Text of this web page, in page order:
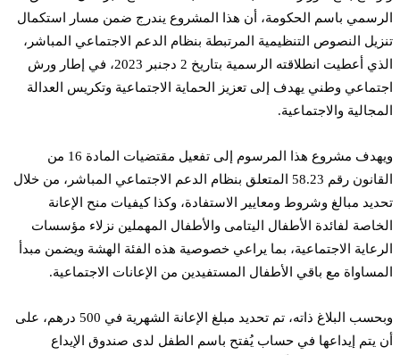
الرسمي باسم الحكومة، أن هذا المشروع يندرج ضمن مسار استكمال
تنزيل النصوص التنظيمية المرتبطة بنظام الدعم الاجتماعي المباشر،
الذي أعطيت انطلاقته الرسمية بتاريخ 2 دجنبر 2023، في إطار ورش
اجتماعي وطني يهدف إلى تعزيز الحماية الاجتماعية وتكريس العدالة
المجالية والاجتماعية.
ويهدف مشروع هذا المرسوم إلى تفعيل مقتضيات المادة 16 من
القانون رقم 58.23 المتعلق بنظام الدعم الاجتماعي المباشر، من خلال
تحديد مبالغ وشروط ومعايير الاستفادة، وكذا كيفيات منح الإعانة
الخاصة لفائدة الأطفال اليتامى والأطفال المهملين نزلاء مؤسسات
الرعاية الاجتماعية، بما يراعي خصوصية هذه الفئة الهشة ويضمن مبدأ
المساواة مع باقي الأطفال المستفيدين من الإعانات الاجتماعية.
وبحسب البلاغ ذاته، تم تحديد مبلغ الإعانة الشهرية في 500 درهم، على
أن يتم إيداعها في حساب يُفتح باسم الطفل لدى صندوق الإيداع